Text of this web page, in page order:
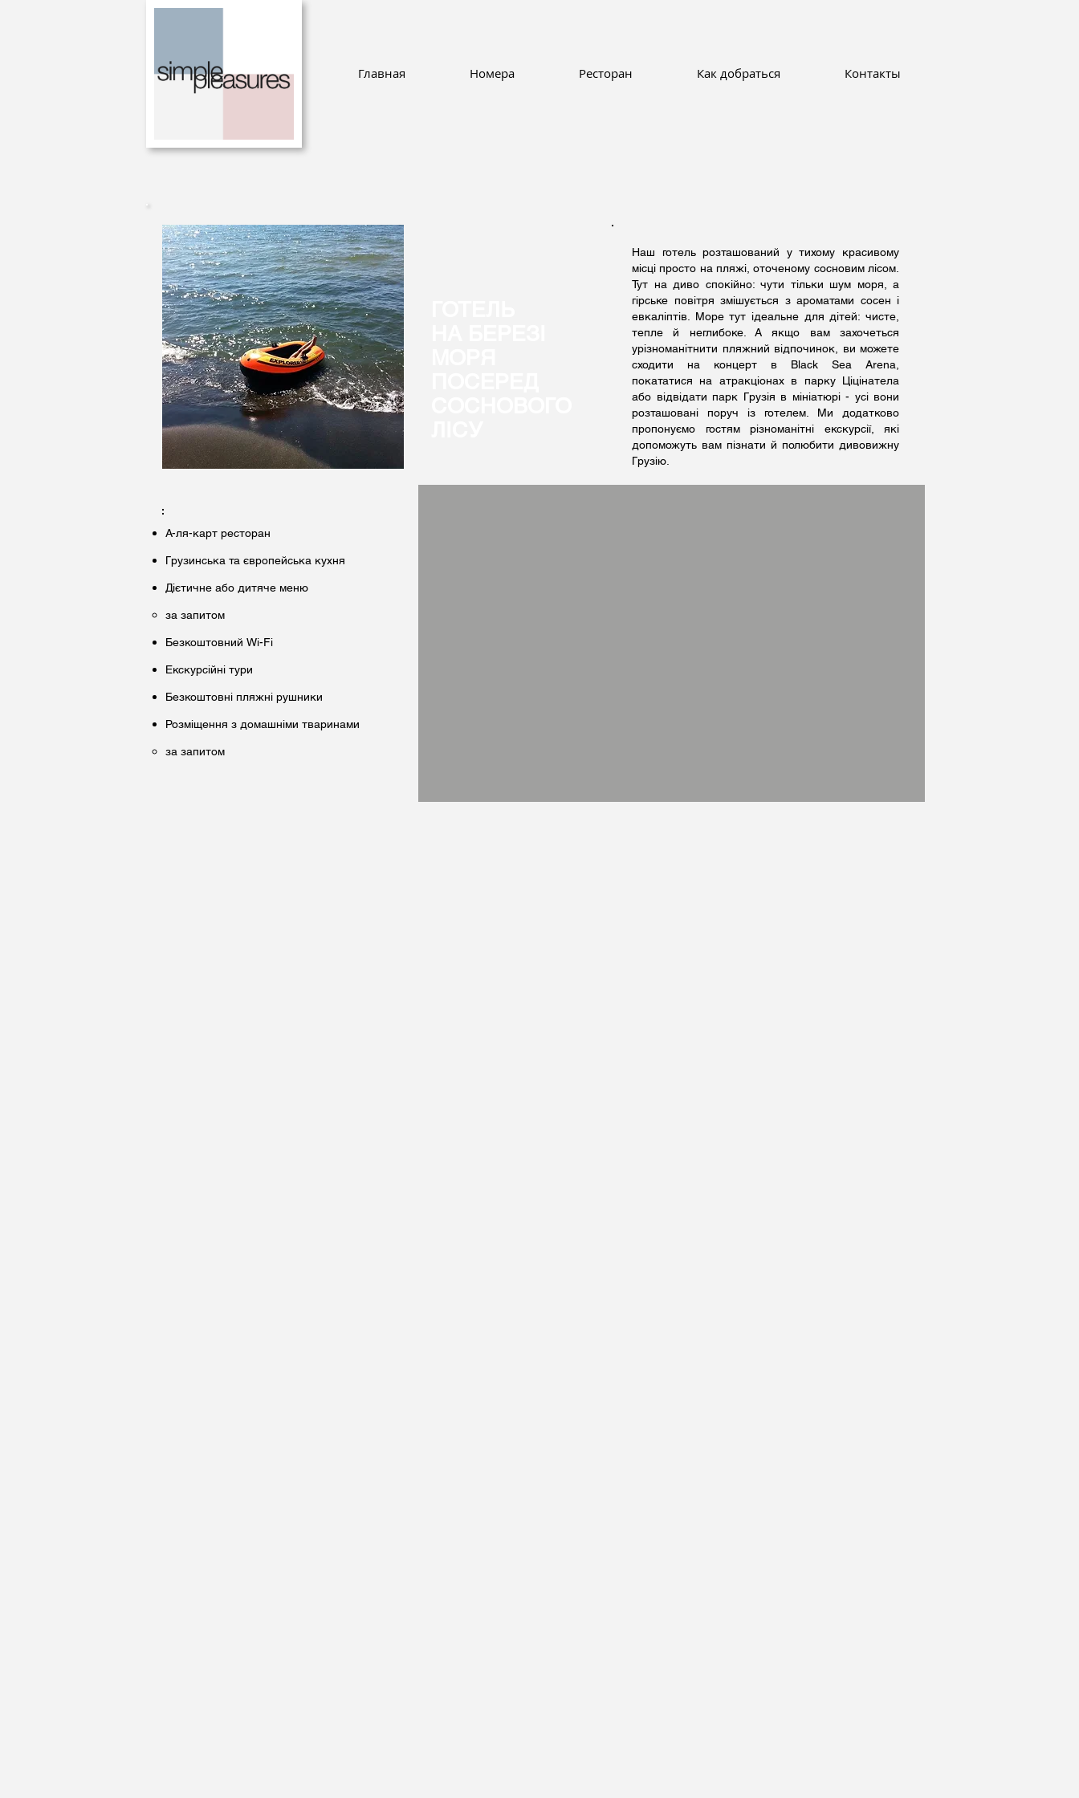
Главная Номера Ресторан Как добраться Контакты
А-ля-карт ресторан
Грузинська та європейська кухня
Дієтичне або дитяче меню
за запитом
Безкоштовний Wi-Fi
Екскурсійні тури
Безкоштовні пляжні рушники
Розміщення з домашніми тваринами
за запитом
Наш готель розташований у тихому красивому
місці просто на пляжі, оточеному сосновим лісом.
Тут на диво спокійно: чути тільки шум моря, а
гірське повітря змішується з ароматами сосен і
евкаліптів. Море тут ідеальне для дітей: чисте,
тепле й неглибоке. А якщо вам захочеться
урізноманітнити пляжний відпочинок, ви можете
сходити на концерт в Black Sea Arena,
покататися на атракціонах в парку Ціцінатела
або відвідати парк Грузія в мініатюрі - усі вони
розташовані поруч із готелем. Ми додатково
пропонуємо гостям різноманітні екскурсії, які
допоможуть вам пізнати й полюбити дивовижну
Грузію.